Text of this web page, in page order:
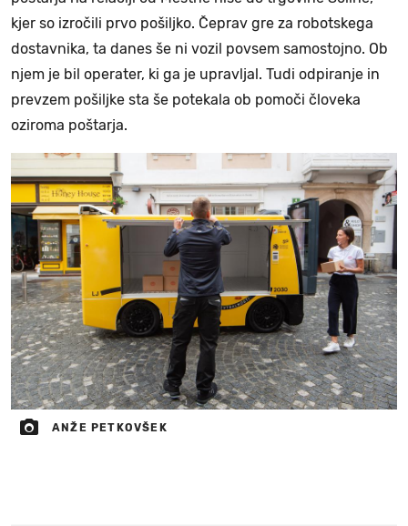
kjer so izročili prvo pošiljko. Čeprav gre za robotskega
dostavnika, ta danes še ni vozil povsem samostojno. Ob
njem je bil operater, ki ga je upravljal. Tudi odpiranje in
prevzem pošiljke sta še potekala ob pomoči človeka
oziroma poštarja.
ANŽE PETKOVŠEK